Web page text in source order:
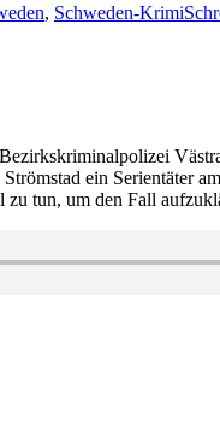
, Schweden-Krimi
ein Serientäter
zu tun, um den Fall